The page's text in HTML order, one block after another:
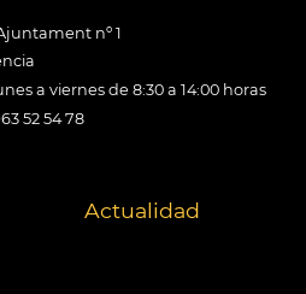
nº 1
a viernes de 8:30 a 14:00 horas
52 54 78
Actualidad